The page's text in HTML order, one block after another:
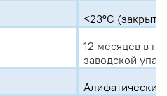
<23°С
12 месяцев в
заводской